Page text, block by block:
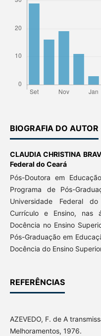
BIOGRAFIA DO AUTOR
CLAUDIA CHRISTINA
Federal do Ceará
Pós-Doutora em
Programa de Pós-
Universidade Federal
Currículo e Ensino, nas
Docência no Ensino
Pós-Graduação em
Docência do Ensino
REFERÊNCIAS
AZEVEDO, F. de A
Melhoramentos, 1976.